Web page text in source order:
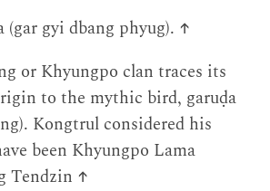
(gar gyi dbang phyug). ↑
or Khyungpo clan traces its
to the mythic bird, garuḍa
Kongtrul considered his
been Khyungpo Lama
Tendzin ↑